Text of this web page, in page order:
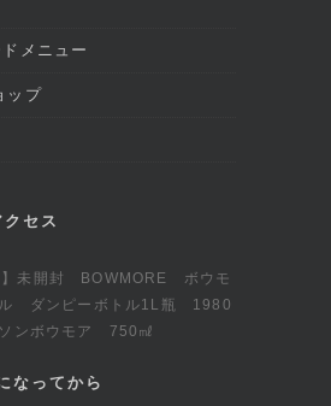
メニュー
ップ
セス
なってから